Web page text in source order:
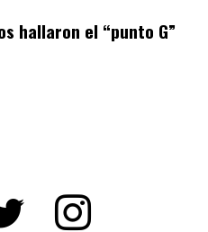
hallaron el “punto G”